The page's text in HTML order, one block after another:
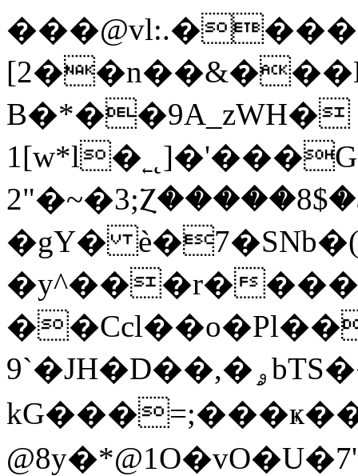
B�*��9A_zWH�
�gY�
�y^���r�
9`�JH�D��,�ۄbTS��틾
@8y�*@1O�vO�U�إ�'7W�-����?